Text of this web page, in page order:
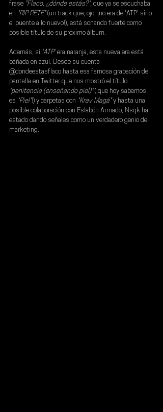
frase "Flaco, ¿dónde estás?", que ya se escuchaba
en "RIP PETE" (un track que, ojo, ¡no era de 'ATP' sino
el puente a lo nuevo!), está sonando fuerte como
posible título de su próximo álbum.
Además, si 'ATP' era naranja, esta nueva era está
bañada en azul. Desde su cuenta
@dondeestasflaco hasta esa famosa grabación de
pantalla en Twitter que nos mostró el título
"penitencia (enseñando piel)" (¡que hoy sabemos
es "Piel"!) y carpetas con "Krav Magá" y hasta una
posible colaboración con Eslabón Armado, Nsqk ha
estado dando señales como un verdadero genio del
marketing.